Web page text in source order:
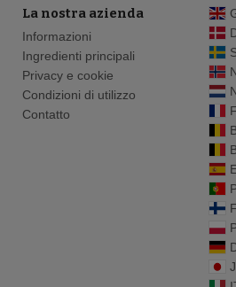
La nostra azienda
Informazioni
Ingredienti principali
Privacy e cookie
Condizioni di utilizzo
Contatto